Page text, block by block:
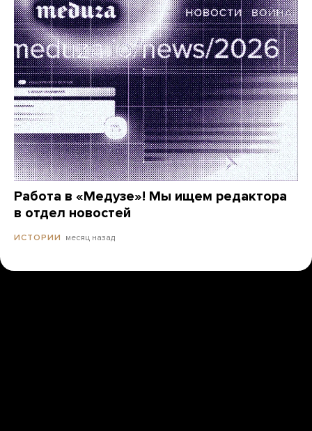
Работа в «Медузе»! Мы ищем редактора
в отдел новостей
ИСТОРИИ месяц назад